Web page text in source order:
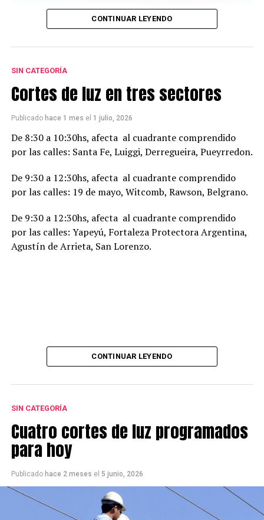
CONTINUAR LEYENDO
SIN CATEGORÍA
Cortes de luz en tres sectores
Publicado hace 1 mes el 1 julio, 2026
De 8:30 a 10:30hs, afecta al cuadrante comprendido
por las calles: Santa Fe, Luiggi, Derregueira, Pueyrredon.
De 9:30 a 12:30hs, afecta al cuadrante comprendido
por las calles: 19 de mayo, Witcomb, Rawson, Belgrano.
De 9:30 a 12:30hs, afecta al cuadrante comprendido
por las calles: Yapeyú, Fortaleza Protectora Argentina,
Agustín de Arrieta, San Lorenzo.
CONTINUAR LEYENDO
SIN CATEGORÍA
Cuatro cortes de luz programados
para hoy
Publicado hace 2 meses el 5 junio, 2026